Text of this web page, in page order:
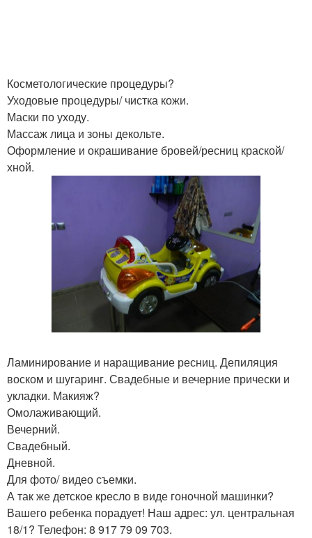
Косметологические процедуры?
Уходовые процедуры/ чистка кожи.
Маски по уходу.
Массаж лица и зоны декольте.
Оформление и окрашивание бровей/ресниц краской/
хной.
Ламинирование и наращивание ресниц. Депиляция
воском и шугаринг. Свадебные и вечерние прически и
укладки. Макияж?
Омолаживающий.
Вечерний.
Свадебный.
Дневной.
Для фото/ видео съемки.
А так же детское кресло в виде гоночной машинки?
Вашего ребенка порадует! Наш адрес: ул. центральная
18/1? Телефон: 8 917 79 09 703.